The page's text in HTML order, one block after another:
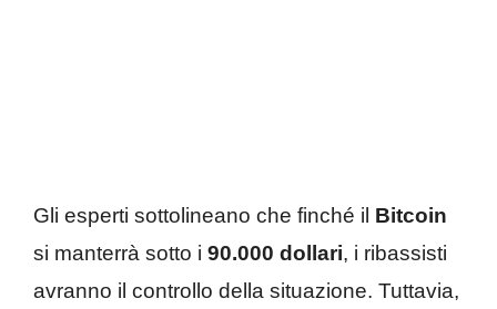
Gli esperti sottolineano che finché il Bitcoin
si manterrà sotto i 90.000 dollari, i ribassisti
avranno il controllo della situazione. Tuttavia,